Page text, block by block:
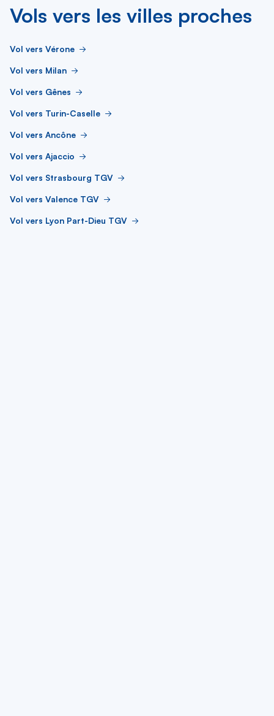
Vols vers les villes proches
Vol vers Vérone
Vol vers Milan
Vol vers Gênes
Vol vers Turin-Caselle
Vol vers Ancône
Vol vers Ajaccio
Vol vers Strasbourg TGV
Vol vers Valence TGV
Vol vers Lyon Part-Dieu TGV